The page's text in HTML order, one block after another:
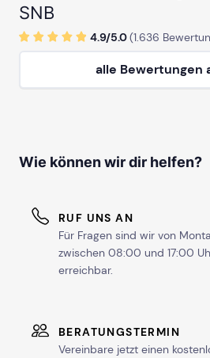
SNB
4.9/5.0(1.636
alle Bewertungen
Wie können wir dir helfen?
RUF UNS AN
Für Fragen sind wir von
zwischen 08:00 und 17:00
erreichbar.
BERATUNGSTERMIN
Vereinbare jetzt einen